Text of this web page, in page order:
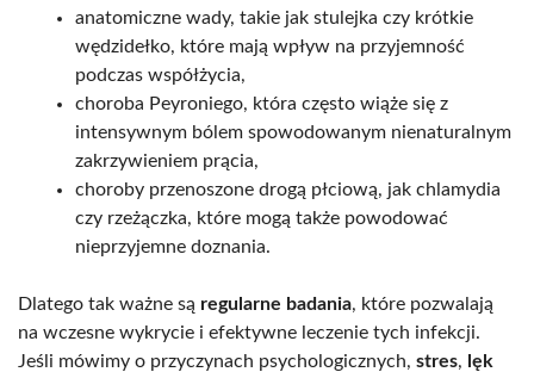
anatomiczne wady, takie jak stulejka czy krótkie
wędzidełko, które mają wpływ na przyjemność
podczas współżycia,
choroba Peyroniego, która często wiąże się z
intensywnym bólem spowodowanym nienaturalnym
zakrzywieniem prącia,
choroby przenoszone drogą płciową, jak chlamydia
czy rzeżączka, które mogą także powodować
nieprzyjemne doznania.
Dlatego tak ważne są regularne badania, które pozwalają
na wczesne wykrycie i efektywne leczenie tych infekcji.
Jeśli mówimy o przyczynach psychologicznych, stres, lęk